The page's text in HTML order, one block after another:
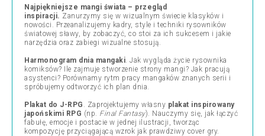
Najpiękniejsze mangi świata – przegląd
inspiracji. Zanurzymy się w wizualnym świecie klasyków i
nowości. Przeanalizujemy kadry, style i techniki rysowników
światowej sławy, by zobaczyć, co stoi za ich sukcesem i jakie
narzędzia oraz zabiegi wizualne stosują.
Harmonogram dnia mangaki. Jak wygląda życie rysownika
komiksów? Ile zajmuje stworzenie strony mangi? Jak pracują
asystenci? Porównamy rytm pracy mangaków znanych serii i
spróbujemy odtworzyć ich plan dnia.
Plakat do J-RPG . Zaprojektujemy własny plakat inspirowany
japońskimi RPG (np. Final Fantasy). Nauczymy się, jak łączyć
fabułę, emocje i postacie w jednej ilustracji, tworząc
kompozycję przyciągającą wzrok jak prawdziwy cover gry.